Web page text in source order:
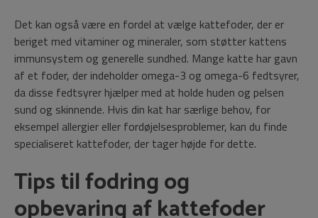
Det kan også være en fordel at vælge kattefoder, der er
beriget med vitaminer og mineraler, som støtter kattens
immunsystem og generelle sundhed. Mange katte har gavn
af et foder, der indeholder omega-3 og omega-6 fedtsyrer,
da disse fedtsyrer hjælper med at holde huden og pelsen
sund og skinnende. Hvis din kat har særlige behov, for
eksempel allergier eller fordøjelsesproblemer, kan du finde
specialiseret kattefoder, der tager højde for dette.
Tips til fodring og
opbevaring af kattefoder